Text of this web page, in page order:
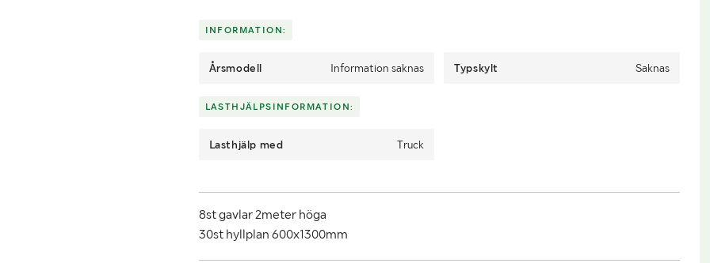
INFORMATION:
Årsmodell Information saknas Typskylt Saknas
LASTHJÄLPSINFORMATION:
Lasthjälp med Truck
8st gavlar 2meter höga
30st hyllplan 600x1300mm